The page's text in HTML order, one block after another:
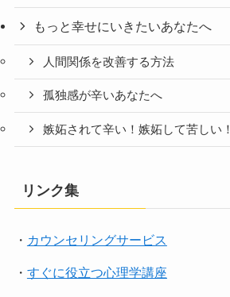
もっと幸せにいきたいあなたへ
人間関係を改善する方法
孤独感が辛いあなたへ
嫉妬されて辛い！嫉妬して苦しい！
リンク集
・ カウンセリングサービス
・ すぐに役立つ心理学講座